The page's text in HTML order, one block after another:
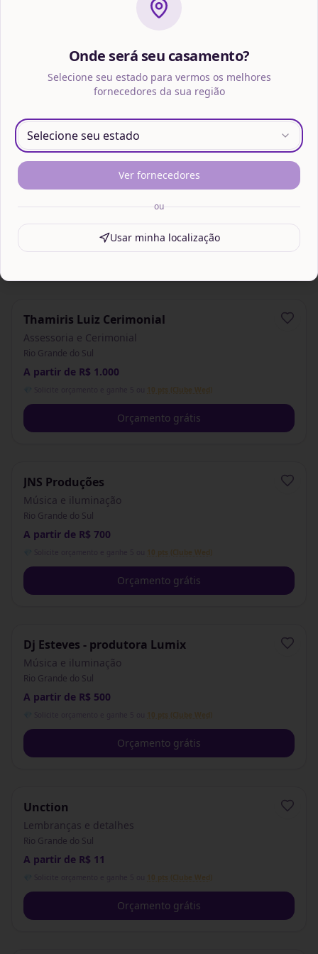
Orçamento grátis
BW Assessoria de Eventos
Assessoria e Cerimonial
Rio Grande do Sul
A partir de R$ 800
💎 Solicite orçamento e ganhe 5 ou 10 pts (Clube Wed)
Orçamento grátis
Thamiris Luiz Cerimonial
Assessoria e Cerimonial
Rio Grande do Sul
A partir de R$ 1.000
10 pts (Clube Wed)
Orçamento grátis
JNS Produções
Música e iluminação
Rio Grande do Sul
A partir de R$ 700
10 pts (Clube Wed)
Orçamento grátis
Dj Esteves - produtora Lumix
Música e iluminação
Rio Grande do Sul
A partir de R$ 500
10 pts (Clube Wed)
Orçamento grátis
Unction
Lembranças e detalhes
Rio Grande do Sul
A partir de R$ 11
10 pts (Clube Wed)
Orçamento grátis
Onde será seu casamento?
Selecione seu estado para vermos os melhores
fornecedores da sua região
Selecione seu estado
Ver fornecedores
ou
Usar minha localização